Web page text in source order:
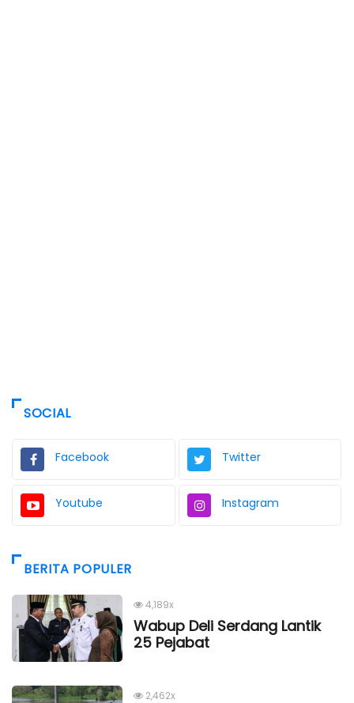
SOCIAL
Facebook Twitter
Youtube Instagram
BERITA POPULER
4,189x
Wabup Deli Serdang Lantik
25 Pejabat
2,462x